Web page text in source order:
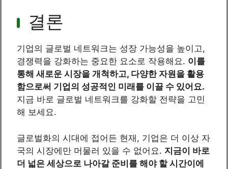
결론
기업의 글로벌 네트워크는 성장 가능성을 높이고,
경쟁력을 강화하는 중요한 요소로 작용해요. 이를
통해 새로운 시장을 개척하고, 다양한 자원을 활용
함으로써 기업의 성공적인 미래를 이끌 수 있어요.
지금 바로 글로벌 네트워크를 강화할 전략을 고민
해 보세요.
글로벌화의 시대에 접어든 현재, 기업은 더 이상 자
국의 시장에만 머물러 있을 수 없어요. 지금이 바로
더 넓은 세상으로 나아갈 준비를 해야 할 시간이에